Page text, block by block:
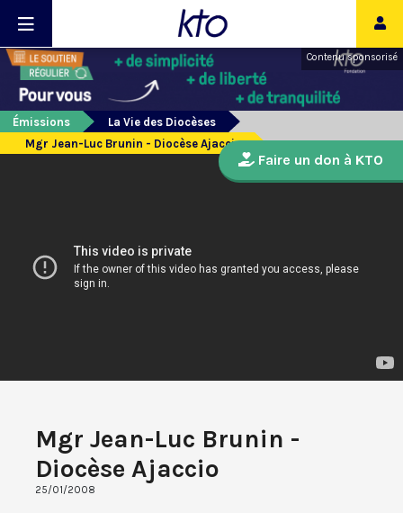
Contenu sponsorisé
Émissions
La Vie des Diocèses
Mgr Jean-Luc Brunin - Diocèse Ajaccio
Mgr Jean-Luc Brunin -
Diocèse Ajaccio
25/01/2008
Faire un don à KTO